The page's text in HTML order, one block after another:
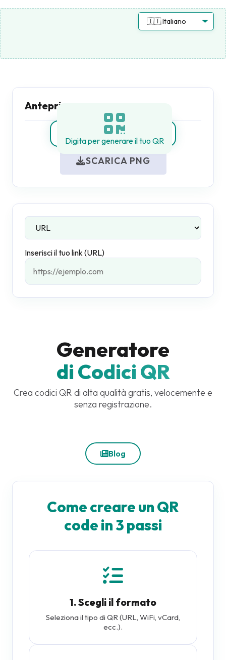
Inserisci il tuo link (URL)
Anteprima
Digita per generare il tuo QR
SCARICA PNG
Generatore
di Codici QR
Crea codici QR di alta qualità gratis, velocemente e
senza registrazione.
Blog
Come creare un QR
code in 3 passi
1. Scegli il formato
Seleziona il tipo di QR (URL, WiFi, vCard,
ecc.).